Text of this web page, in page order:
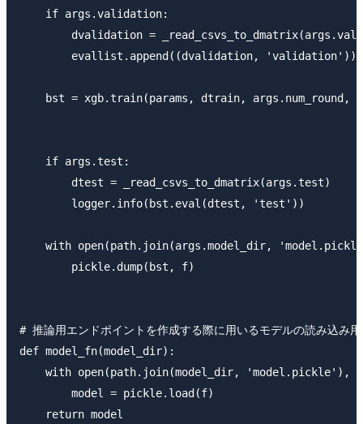
    if args.validation:
dvalidation =
        evallist.append((dvalidation, 'validation'))
bst = xgb.train(params, dtrain, args.num_round,
    if args.test:
        dtest = _read_csvs_to_dmatrix(args.test)
        logger.info(bst.eval(dtest, 'test'))
with open(path.join(args.model_dir,
        pickle.dump(bst, f)
# 推論用エンドポイントを作成する際に用いるモデルの読み込み
def model_fn(model_dir):
with open(path.join(model_dir, 'model.pickle'),
        model = pickle.load(f)
    return model